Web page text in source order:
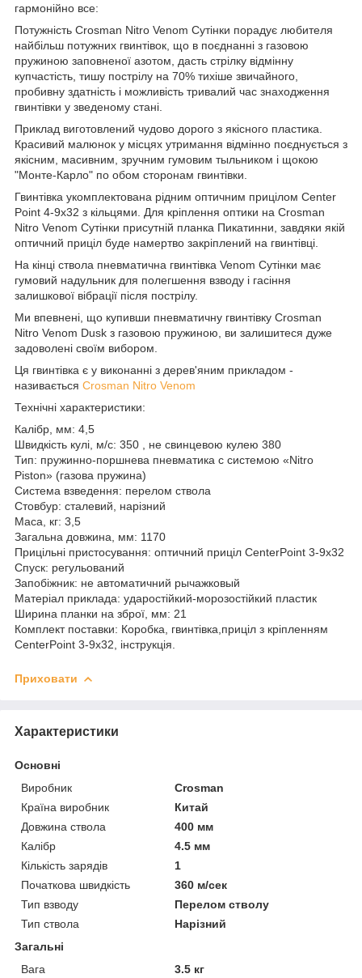
гармонійно все:
Потужність Crosman Nitro Venom Сутінки порадує любителя
найбільш потужних гвинтівок, що в поєднанні з газовою
пружиною заповненої азотом, дасть стрілку відмінну
купчастість, тишу пострілу на 70% тихіше звичайного,
пробивну здатність і можливість тривалий час знаходження
гвинтівки у зведеному стані.
Приклад виготовлений чудово дорого з якісного пластика.
Красивий малюнок у місцях утримання відмінно поєднується з
якісним, масивним, зручним гумовим тыльником і щокою
"Монте-Карло" по обом сторонам гвинтівки.
Гвинтівка укомплектована рідним оптичним прицілом Center
Point 4-9x32 з кільцями. Для кріплення оптики на Crosman
Nitro Venom Сутінки присутній планка Пикатинни, завдяки якій
оптичний приціл буде намертво закріплений на гвинтівці.
На кінці ствола пневматична гвинтівка Venom Сутінки має
гумовий надульник для полегшення взводу і гасіння
залишкової вібрації після пострілу.
Ми впевнені, що купивши пневматичну гвинтівку Crosman
Nitro Venom Dusk з газовою пружиною, ви залишитеся дуже
задоволені своїм вибором.
Ця гвинтівка є у виконанні з дерев'яним прикладом -
називається Crosman Nitro Venom
Технічні характеристики:
Калібр, мм: 4,5
Швидкість кулі, м/с: 350 , не свинцевою кулею 380
Тип: пружинно-поршнева пневматика c системою «Nitro
Piston» (газова пружина)
Система взведення: перелом ствола
Стовбур: сталевий, нарізний
Маса, кг: 3,5
Загальна довжина, мм: 1170
Прицільні пристосування: оптичний приціл CenterPoint 3-9x32
Спуск: регульований
Запобіжник: не автоматичний рычажковый
Матеріал приклада: ударостійкий-морозостійкий пластик
Ширина планки на зброї, мм: 21
Комплект поставки: Коробка, гвинтівка,приціл з кріпленням
CenterPoint 3-9x32, інструкція.
Приховати
Характеристики
Основні
Виробник
Crosman
Країна виробник
Китай
Довжина ствола
400 мм
Калібр
4.5 мм
Кількість зарядів
1
Початкова швидкість
360 м/сек
Тип взводу
Перелом стволу
Тип ствола
Нарізний
Загальні
Вага
3.5 кг